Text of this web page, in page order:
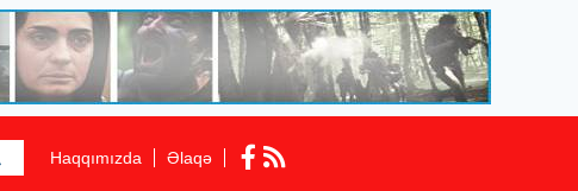
Haqqımızda Əlaqə